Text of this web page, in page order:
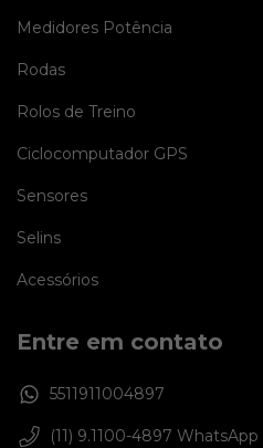
Medidores Potência
Rodas
Rolos de Treino
Ciclocomputador GPS
Sensores
Selins
Acessórios
Entre em contato
5511911004897
(11) 9.1100-4897 WhatsApp